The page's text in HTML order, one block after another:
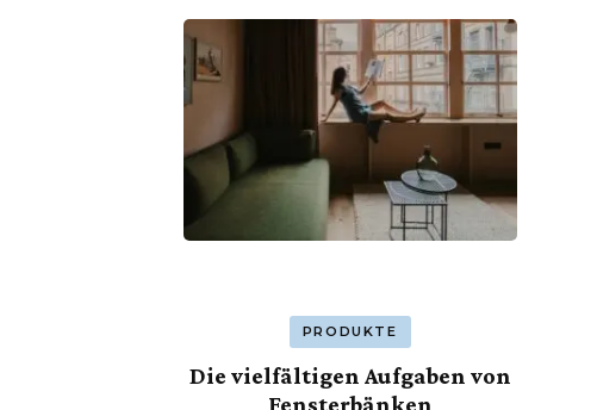
PRODUKTE
Die vielfältigen Aufgaben von
Fensterbänken